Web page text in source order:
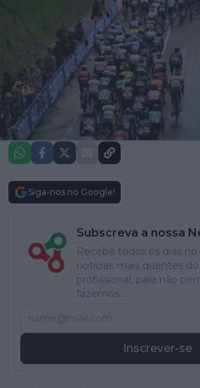
Siga-nos no Google!
Subscreva a nossa
Recebe todos os dias
notícias mais quentes
profissional, para não
fazemos.
Inscrever-se